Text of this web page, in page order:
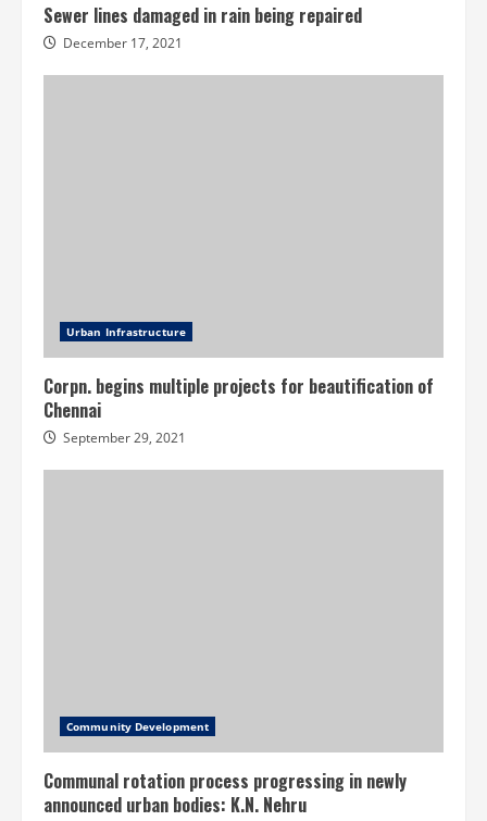
Sewer lines damaged in rain being repaired
December 17, 2021
Urban Infrastructure
Corpn. begins multiple projects for beautification of
Chennai
September 29, 2021
Community Development
Communal rotation process progressing in newly
announced urban bodies: K.N. Nehru